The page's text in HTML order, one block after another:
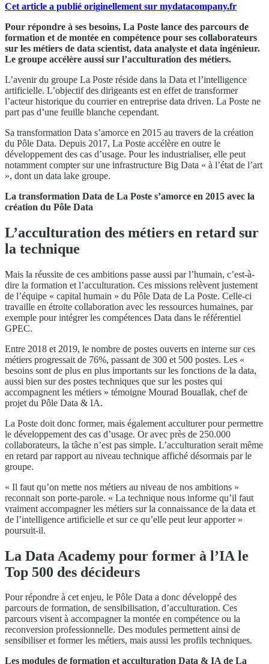
Cet article a publié originellement sur mydatacompany.fr
Pour répondre à ses besoins, La Poste lance des parcours de
formation et de montée en compétence pour ses collaborateurs
sur les métiers de data scientist, data analyste et data ingénieur.
Le groupe accélère aussi sur l’acculturation des métiers.
L’avenir du groupe La Poste réside dans la Data et l’intelligence
artificielle. L’objectif des dirigeants est en effet de transformer
l’acteur historique du courrier en entreprise data driven. La Poste ne
part pas d’une feuille blanche cependant.
Sa transformation Data s’amorce en 2015 au travers de la création
du Pôle Data. Depuis 2017, La Poste accélère en outre le
développement des cas d’usage. Pour les industrialiser, elle peut
notamment compter sur une infrastructure Big Data « à l’état de l’art
», dont un data lake groupe.
La transformation Data de La Poste s’amorce en 2015 avec la
création du Pôle Data
L’acculturation des métiers en retard sur
la technique
Mais la réussite de ces ambitions passe aussi par l’humain, c’est-à-
dire la formation et l’acculturation. Ces missions relèvent justement
de l’équipe « capital humain » du Pôle Data de La Poste. Celle-ci
travaille en étroite collaboration avec les ressources humaines, par
exemple pour intégrer les compétences Data dans le référentiel
GPEC.
Entre 2018 et 2019, le nombre de postes ouverts en interne sur ces
métiers progressait de 76%, passant de 300 et 500 postes. Les «
besoins sont de plus en plus importants sur les fonctions de la data,
aussi bien sur des postes techniques que sur les postes qui
accompagnent les métiers » témoigne Mourad Bouallak, chef de
projet du Pôle Data & IA.
La Poste doit donc former, mais également acculturer pour permettre
le développement des cas d’usage. Or avec près de 250.000
collaborateurs, la tâche n’est pas simple. L’acculturation serait même
en retard par rapport au niveau technique affiché désormais par le
groupe.
« Il faut qu’on mette nos métiers au niveau de nos ambitions »
reconnait son porte-parole. « La technique nous informe qu’il faut
vraiment accompagner les métiers sur la connaissance de la data et
de l’intelligence artificielle et sur ce qu’elle peut leur apporter »
poursuit-il.
La Data Academy pour former à l’IA le
Top 500 des décideurs
Pour répondre à cet enjeu, le Pôle Data a donc développé des
parcours de formation, de sensibilisation, d’acculturation. Ces
parcours visent à accompagner la montée en compétence ou la
reconversion professionnelle. Des modules permettent ainsi de
sensibiliser et former les métiers, mais aussi les profils techniques.
Les modules de formation et acculturation Data & IA de La